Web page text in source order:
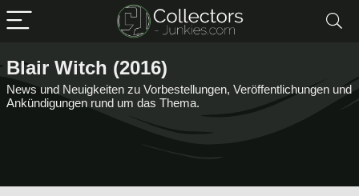
Blair Witch (2016)
News und Neuigkeiten zu Vorbestellungen, Veröffentlichungen und
Ankündigungen rund um das Thema.